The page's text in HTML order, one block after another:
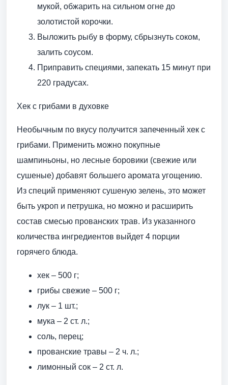
мукой, обжарить на сильном огне до
золотистой корочки.
Выложить рыбу в форму, сбрызнуть соком,
залить соусом.
Приправить специями, запекать 15 минут при
220 градусах.
Хек с грибами в духовке
Необычным по вкусу получится запеченный хек с
грибами. Применить можно покупные
шампиньоны, но лесные боровики (свежие или
сушеные) добавят большего аромата угощению.
Из специй применяют сушеную зелень, это может
быть укроп и петрушка, но можно и расширить
состав смесью прованских трав. Из указанного
количества ингредиентов выйдет 4 порции
горячего блюда.
хек – 500 г;
грибы свежие – 500 г;
лук – 1 шт.;
мука – 2 ст. л.;
соль, перец;
прованские травы – 2 ч. л.;
лимонный сок – 2 ст. л.